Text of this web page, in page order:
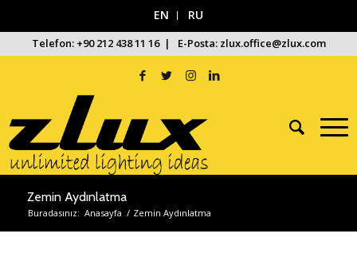
EN RU
Telefon: +90 212 438 11 16 | E-Posta: zlux.office@zlux.com
Zemin Aydınlatma
Buradasınız: Anasayfa / Zemin Aydınlatma